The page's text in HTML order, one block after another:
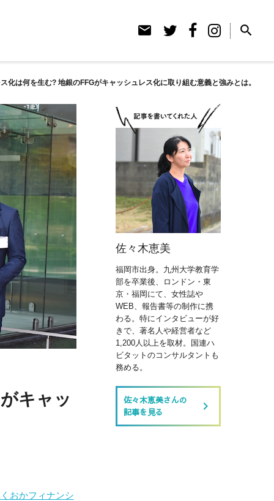
email search
化は何を生む? 地銀のFFGがキャッシュレス化に取り組む意義と強みとは。
キャッ
おかフィナンシ
佐々木恵美
福岡市出身。九州大学教育学
部を卒業後、ロンドン・東
京・福岡にて、女性誌や
WEB、報告書等の制作に携
わる。特にインタビューが好
きで、著名人や経営者など
1,200人以上を取材。国連ハ
ビタットのコンサルタントも
務める。
佐々木恵美さんの
記事を見る
keyboard_arrow_right